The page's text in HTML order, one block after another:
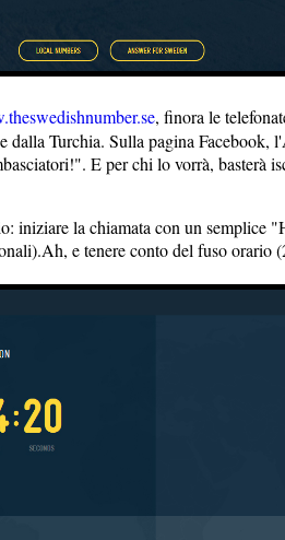
, finora le
dalla Turchia. Sulla pagina Facebook,
E per chi lo vorrà, basterà
iniziare la chiamata con un
e tenere conto del fuso orario